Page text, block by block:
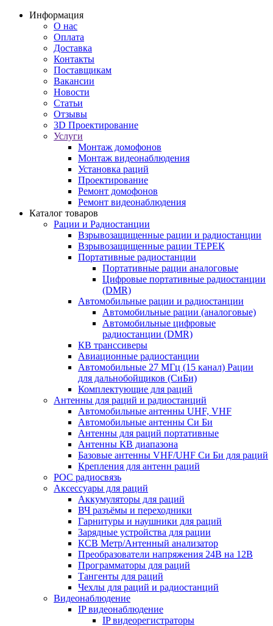
Информация
О нас
Оплата
Доставка
Контакты
Поставщикам
Вакансии
Новости
Статьи
Отзывы
3D Проектирование
Услуги
Монтаж домофонов
Монтаж видеонаблюдения
Установка раций
Проектирование
Ремонт домофонов
Ремонт видеонаблюдения
Каталог товаров
Рации и Радиостанции
Взрывозащищенные рации и радиостанции
Взрывозащищенные рации ТЕРЕК
Портативные радиостанции
Портативные рации аналоговые
Цифровые портативные радиостанции
(DMR)
Автомобильные рации и радиостанции
Автомобильные рации (аналоговые)
Автомобильные цифровые
радиостанции (DMR)
КВ транссиверы
Авиационные радиостанции
Автомобильные 27 МГц (15 канал) Рации
для дальнобойщиков (СиБи)
Комплектующие для раций
Антенны для раций и радиостанций
Автомобильные антенны UHF, VHF
Автомобильные антенны Си Би
Антенны для раций портативные
Антенны КВ диапазона
Базовые антенны VHF/UHF Си Би для раций
Крепления для антенн раций
POC радиосвязь
Аксессуары для раций
Аккумуляторы для раций
ВЧ разъёмы и переходники
Гарнитуры и наушники для раций
Зарядные устройства для рации
КСВ Метр/Антенный анализатор
Преобразователи напряжения 24В на 12В
Программаторы для раций
Тангенты для раций
Чехлы для раций и радиостанций
Видеонаблюдение
IP видеонаблюдение
IP видеорегистраторы